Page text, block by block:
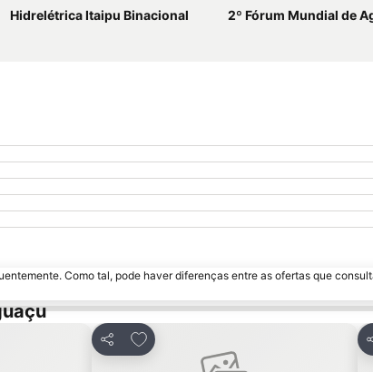
Hidrelétrica Itaipu Binacional
2º Fórum Mundial de Agências de
Como tal, pode haver diferenças entre as ofertas que
Partilhar
Adicionar aos favoritos